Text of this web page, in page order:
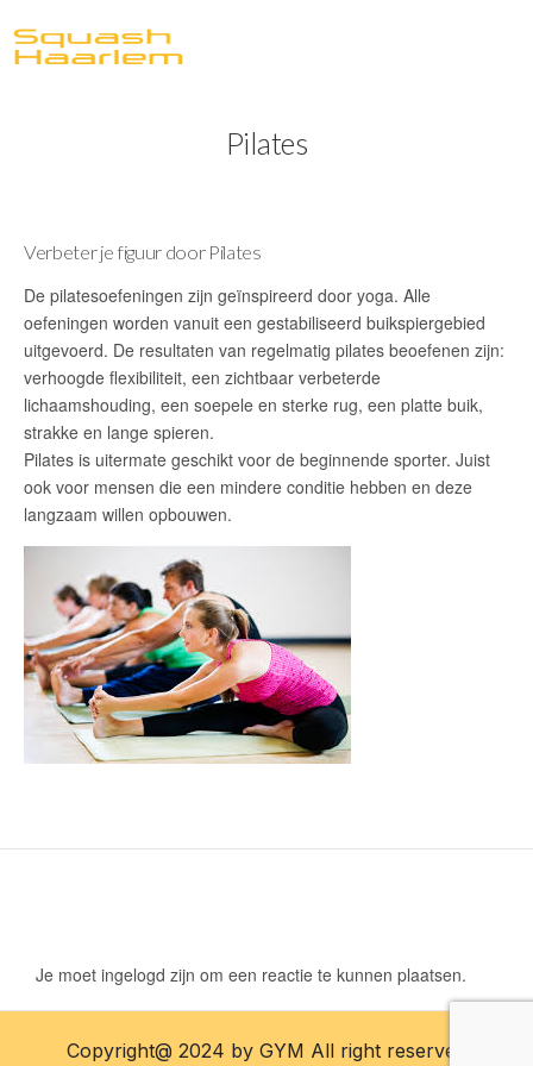
Pilates
Verbeter je figuur door Pilates
De pilatesoefeningen zijn geïnspireerd door yoga. Alle
oefeningen worden vanuit een gestabiliseerd buikspiergebied
uitgevoerd. De resultaten van regelmatig pilates beoefenen zijn:
verhoogde flexibiliteit, een zichtbaar verbeterde
lichaamshouding, een soepele en sterke rug, een platte buik,
strakke en lange spieren.
Pilates is uitermate geschikt voor de beginnende sporter. Juist
ook voor mensen die een mindere conditie hebben en deze
langzaam willen opbouwen.
Je moet ingelogd zijn om een reactie te kunnen plaatsen.
Copyright@ 2024 by GYM All right reserved